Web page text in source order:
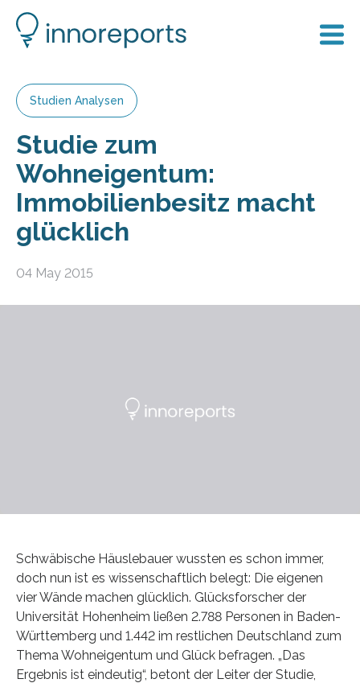
Studien Analysen
Studie zum
Wohneigentum:
Immobilienbesitz macht
glücklich
04 May 2015
Schwäbische Häuslebauer wussten es schon immer,
doch nun ist es wissenschaftlich belegt: Die eigenen
vier Wände machen glücklich. Glücksforscher der
Universität Hohenheim ließen 2.788 Personen in Baden-
Württemberg und 1.442 im restlichen Deutschland zum
Thema Wohneigentum und Glück befragen. „Das
Ergebnis ist eindeutig“, betont der Leiter der Studie,